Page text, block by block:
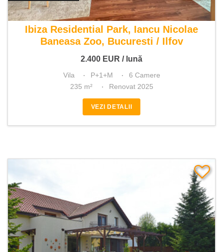
De inchiriat vila 6 camere
Ibiza Residential Park, Iancu Nicolae
Baneasa Zoo, Bucuresti / Ilfov
2.400 EUR / lună
Vila P+1+M
6 Camere
235 m²
Renovat 2025
VEZI DETALII